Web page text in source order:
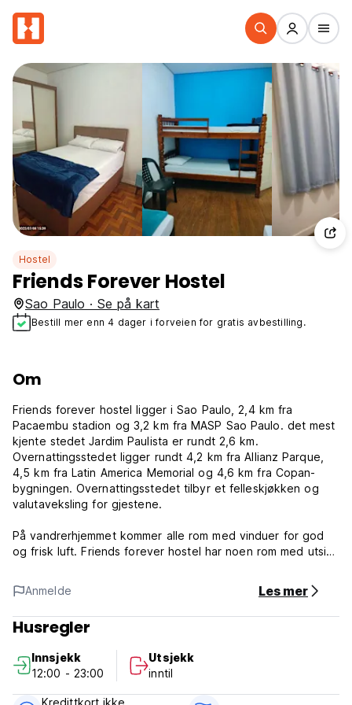
Hostel
Friends Forever Hostel
Sao Paulo · Se på kart
Bestill mer enn 4 dager i forveien for gratis avbestilling.
Om
Friends forever hostel ligger i Sao Paulo, 2,4 km fra
Pacaembu stadion og 3,2 km fra MASP Sao Paulo. det mest
kjente stedet Jardim Paulista er rundt 2,6 km.
Overnattingsstedet ligger rundt 4,2 km fra Allianz Parque,
4,5 km fra Latin America Memorial og 4,6 km fra Copan-
bygningen. Overnattingsstedet tilbyr et felleskjøkken og
valutaveksling for gjestene.
På vandrerhjemmet kommer alle rom med vinduer for god
og frisk luft. Friends forever hostel har noen rom med utsikt
eiendommen har totalt romtyper deluxe-rom, jenterom,
gutterom og familierom.
Ciccillo Matarazzo Pavilion ligger 5,1 km fra Friends forever
den nærmeste t-banestasjonen er bare 400 meter unna.
den nest nærmeste er Clinica rundt 700 meter og den
Anmelde Les mer
Husregler
Innsjekk
12:00 - 23:00
Utsjekk
inntil
Kredittkort ikke